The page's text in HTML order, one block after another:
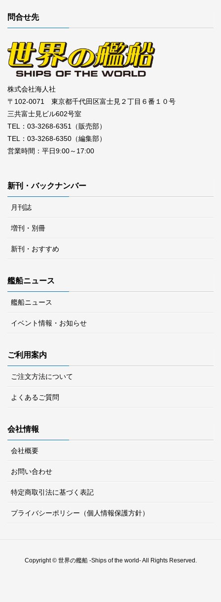
問合せ先
株式会社海人社
〒102-0071 東京都千代田区富士見２丁目６番１０号
三共富士見ビル602号室
TEL：03-3268-6351（販売部）
TEL：03-3268-6350（編集部）
営業時間：平日9:00～17:00
新刊・バックナンバー
月刊誌
増刊・別冊
新刊・おすすめ
艦船ニュース
艦船ニュース
イベント情報・お知らせ
ご利用案内
ご注文方法について
よくあるご質問
会社情報
会社概要
お問い合わせ
特定商取引法に基づく表記
プライバシーポリシー（個人情報保護方針）
Copyright © 世界の艦船 -Ships of the world- All Rights Reserved.